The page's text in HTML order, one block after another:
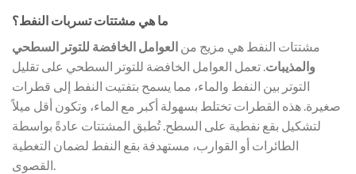
ما هي مشتتات تسربات النفط؟
مشتتات النفط هي مزيج من العوامل الخافضة للتوتر السطحي
والمذيبات. تعمل العوامل الخافضة للتوتر السطحي على تقليل
التوتر بين النفط والماء، مما يسمح بتفتيت النفط إلى قطرات
صغيرة. هذه القطرات تختلط بسهولة أكبر مع الماء، وتكون أقل ميلاً
لتشكيل بقع نفطية على السطح. تُطبق المشتتات عادةً بواسطة
الطائرات أو القوارب، مستهدفة بقع النفط لضمان التغطية
القصوى.